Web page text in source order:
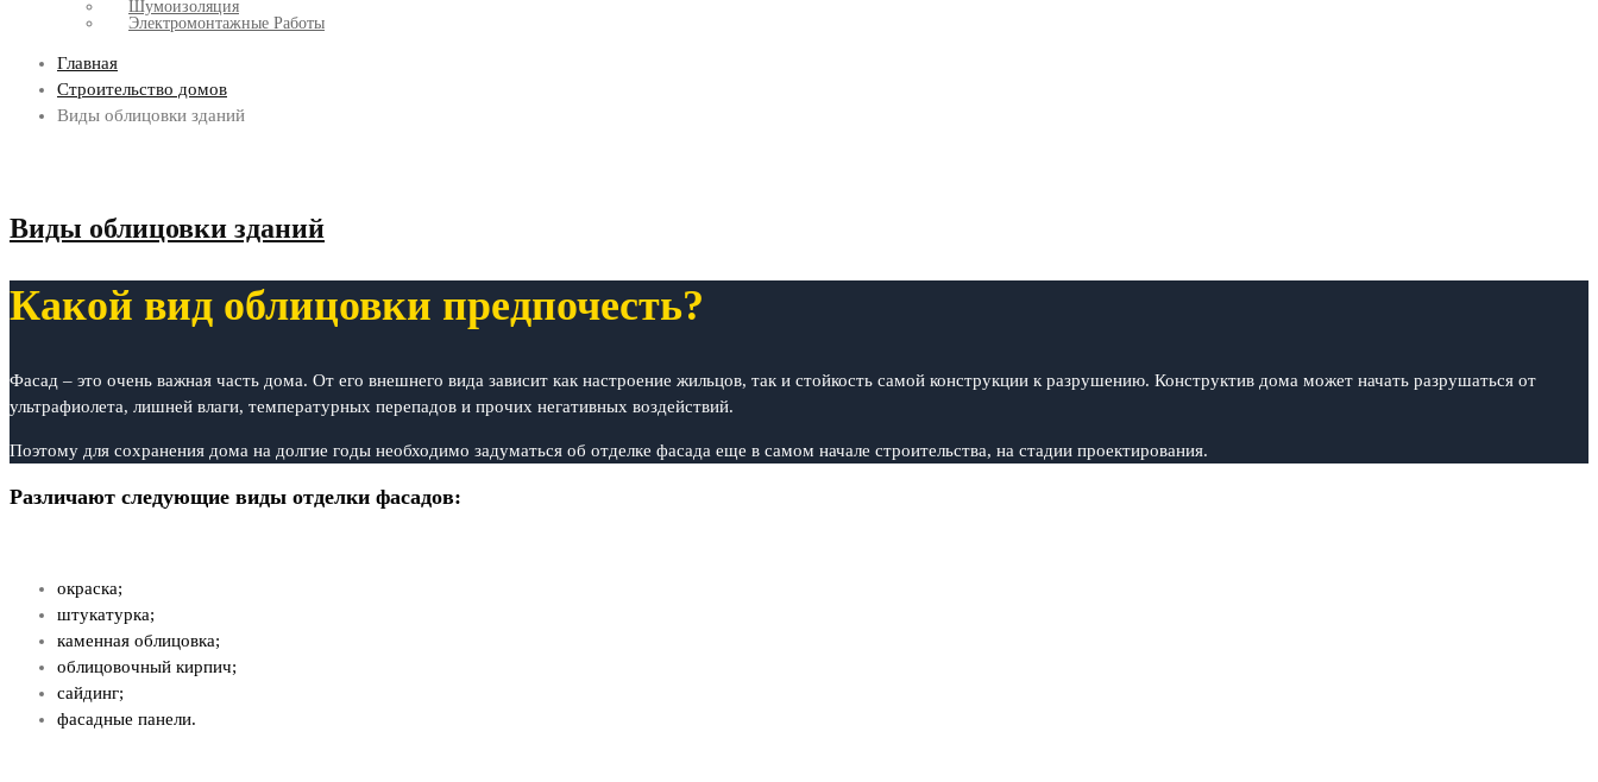
Шумоизоляция
Электромонтажные Работы
Главная
Строительство домов
Виды облицовки зданий
Виды облицовки зданий
Какой вид облицовки предпочесть?
Фасад – это очень важная часть дома. От его внешнего вида зависит как настроение жильцов, так и стойкость самой конструкции к разрушению. Конструктив дома может начать разрушаться от
ультрафиолета, лишней влаги, температурных перепадов и прочих негативных воздействий.
Поэтому для сохранения дома на долгие годы необходимо задуматься об отделке фасада еще в самом начале строительства, на стадии проектирования.
Различают следующие виды отделки фасадов:
окраска;
штукатурка;
каменная облицовка;
облицовочный кирпич;
сайдинг;
фасадные панели.